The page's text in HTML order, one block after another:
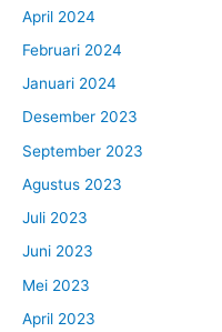
April 2024
Februari 2024
Januari 2024
Desember 2023
September 2023
Agustus 2023
Juli 2023
Juni 2023
Mei 2023
April 2023